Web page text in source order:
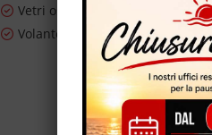
Vetri oscurati
Volante multifunzione